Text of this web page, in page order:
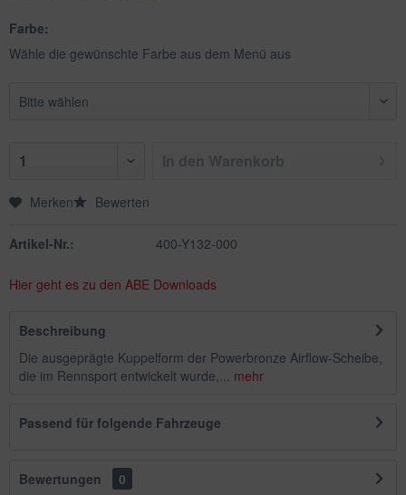
Farbe:
Wähle die gewünschte Farbe aus dem Menü aus
Merken Bewerten
Artikel-Nr.: 400-Y132-000
Hier geht es zu den ABE Downloads
Beschreibung
Die ausgeprägte Kuppelform der Powerbronze Airflow-Scheibe,
die im Rennsport entwickelt wurde,... mehr
Passend für folgende Fahrzeuge
Bewertungen
0